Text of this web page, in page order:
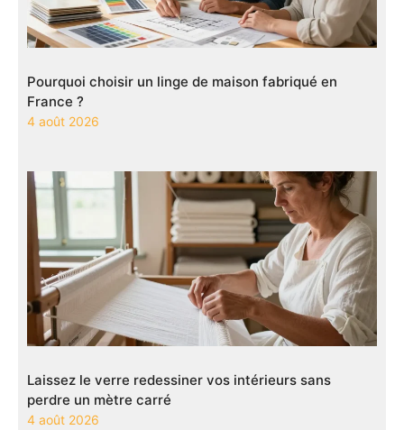
Pourquoi choisir un linge de maison fabriqué en
France ?
4 août 2026
Laissez le verre redessiner vos intérieurs sans
perdre un mètre carré
4 août 2026